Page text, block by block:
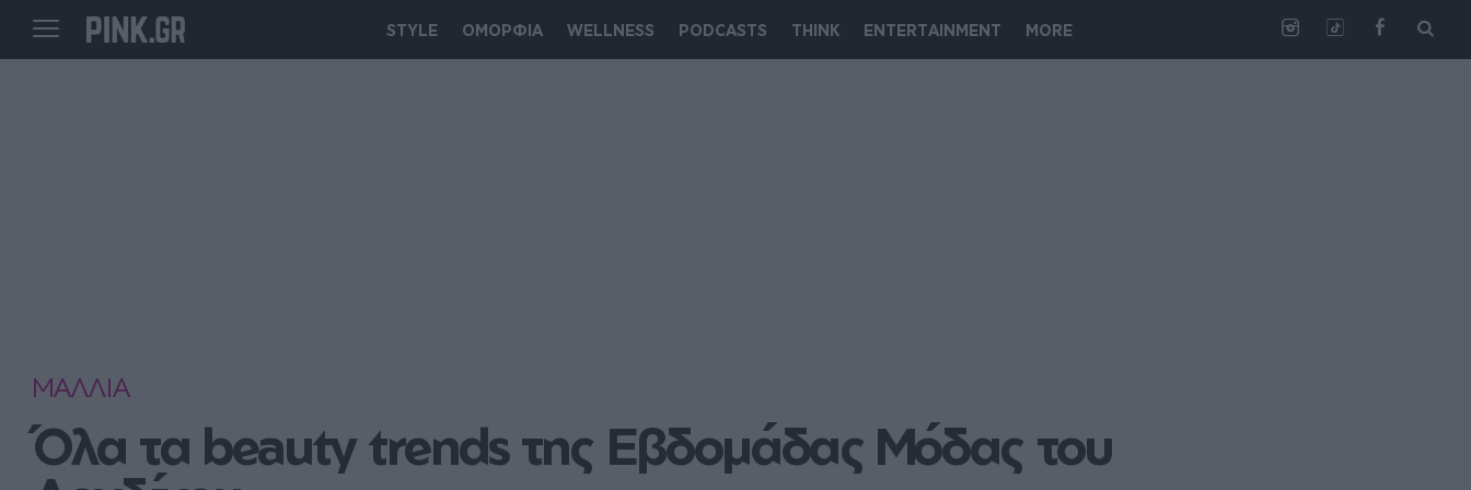
STYLE ΟΜΟΡΦΙΑ WELLNESS PODCASTS THINK ENTERTAINMENT MORE
ΜΑΛΛΙΑ
Όλα τα beauty trends της Εβδομάδας Μόδας του